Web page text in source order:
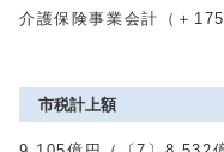
介護保険事業会計（＋
市税計上額